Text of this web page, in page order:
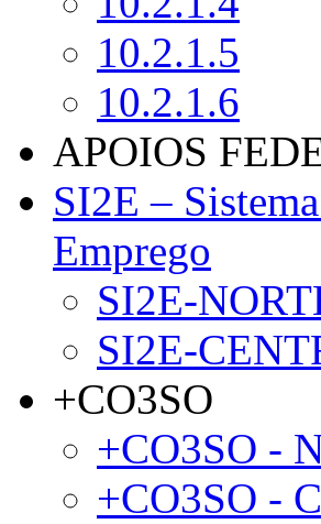
10.2.1.5
10.2.1.6
APOIOS
SI2E –
Emprego
SI2E-
SI2E-
+CO3SO
+CO3SO -
+CO3SO -